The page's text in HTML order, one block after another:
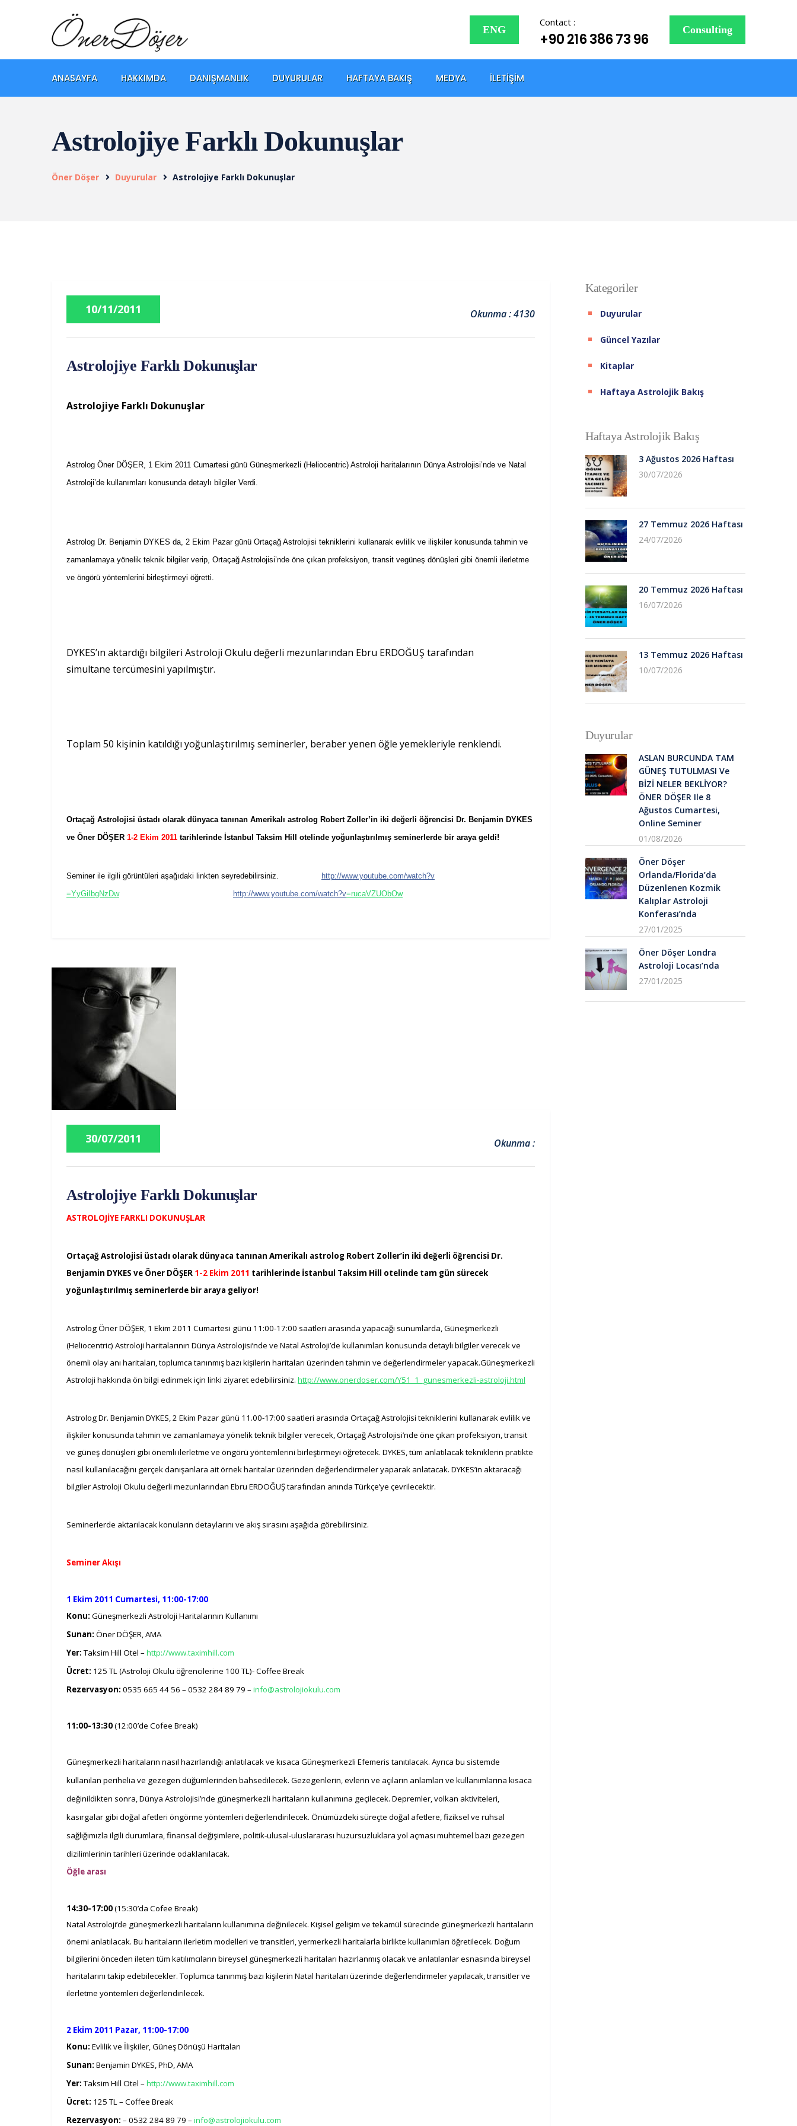
ENG
Contact :
+90 216 386 73 96
Consulting
ANASAYFA HAKKIMDA DANIŞMANLIK DUYURULAR HAFTAYA BAKIŞ MEDYA İLETIŞIM
Astrolojiye Farklı Dokunuşlar
Öner Döşer Duyurular Astrolojiye Farklı Dokunuşlar
10/11/2011 Okunma : 4130
Astrolojiye Farklı Dokunuşlar
Astrolojiye Farklı Dokunuşlar
Astrolog Öner DÖŞER, 1 Ekim 2011 Cumartesi günü Güneşmerkezli (Heliocentric) Astroloji haritalarının Dünya Astrolojisi’nde ve Natal
Astroloji’de kullanımları konusunda detaylı bilgiler Verdi.
Astrolog Dr. Benjamin DYKES da, 2 Ekim Pazar günü Ortaçağ Astrolojisi tekniklerini kullanarak evlilik ve ilişkiler konusunda tahmin ve
zamanlamaya yönelik teknik bilgiler verip, Ortaçağ Astrolojisi’nde öne çıkan profeksiyon, transit vegüneş dönüşleri gibi önemli ilerletme
ve öngörü yöntemlerini birleştirmeyi öğretti.
DYKES’ın aktardığı bilgileri Astroloji Okulu değerli mezunlarından Ebru ERDOĞUŞ tarafından
simultane tercümesini yapılmıştır.
Toplam 50 kişinin katıldığı yoğunlaştırılmış seminerler, beraber yenen öğle yemekleriyle renklendi.
Ortaçağ Astrolojisi üstadı olarak dünyaca tanınan Amerikalı astrolog Robert Zoller’in iki değerli öğrencisi Dr. Benjamin DYKES
ve Öner DÖŞER 1-2 Ekim 2011 tarihlerinde İstanbul Taksim Hill otelinde yoğunlaştırılmış seminerlerde bir araya geldi!
Seminer ile ilgili görüntüleri aşağıdaki linkten seyredebilirsiniz.
http://www.youtube.com/watch?v
=YyGiIbgNzDw
http://www.youtube.com/watch?v=rucaVZUObOw
30/07/2011 Okunma :
Astrolojiye Farklı Dokunuşlar
ASTROLOJİYE FARKLI DOKUNUŞLAR
Ortaçağ Astrolojisi üstadı olarak dünyaca tanınan Amerikalı astrolog Robert Zoller’in iki değerli öğrencisi Dr.
Benjamin DYKES ve Öner DÖŞER 1-2 Ekim 2011 tarihlerinde İstanbul Taksim Hill otelinde tam gün sürecek
yoğunlaştırılmış seminerlerde bir araya geliyor!
Astrolog Öner DÖŞER, 1 Ekim 2011 Cumartesi günü 11:00-17:00 saatleri arasında yapacağı sunumlarda,Güneşmerkezli
(Heliocentric) Astroloji haritalarının Dünya Astrolojisi’nde ve Natal Astroloji’de kullanımları konusunda detaylı bilgiler verecek ve
önemli olay anı haritaları, toplumca tanınmış bazı kişilerin haritaları üzerinden tahmin ve değerlendirmeler yapacak.Güneşmerkezli
Astroloji hakkında ön bilgi edinmek için linki ziyaret edebilirsiniz. http://www.onerdoser.com/Y51_1_gunesmerkezli-astroloji.html
Astrolog Dr. Benjamin DYKES, 2 Ekim Pazar günü 11.00-17:00 saatleri arasında Ortaçağ Astrolojisi tekniklerini kullanarak evlilik ve
ilişkiler konusunda tahmin ve zamanlamaya yönelik teknik bilgiler verecek, Ortaçağ Astrolojisi’nde öne çıkan profeksiyon, transit
ve güneş dönüşleri gibi önemli ilerletme ve öngörü yöntemlerini birleştirmeyi öğretecek. DYKES, tüm anlatılacak tekniklerin pratikte
nasıl kullanılacağını gerçek danışanlara ait örnek haritalar üzerinden değerlendirmeler yaparak anlatacak. DYKES’in aktaracağı
bilgiler Astroloji Okulu değerli mezunlarından Ebru ERDOĞUŞ tarafından anında Türkçe’ye çevrilecektir.
Seminerlerde aktarılacak konuların detaylarını ve akış sırasını aşağıda görebilirsiniz.
Seminer Akışı
1 Ekim 2011 Cumartesi, 11:00-17:00
Konu: Güneşmerkezli Astroloji Haritalarının Kullanımı
Sunan: Öner DÖŞER, AMA
Yer:Taksim Hill Otel –http://www.taximhill.com
Ücret: 125 TL (Astroloji Okulu öğrencilerine 100 TL)- Coffee Break
Rezervasyon: 0535 665 44 56 – 0532 284 89 79 –info@astrolojiokulu.com
11:00-13:30(12:00’de Cofee Break)
Güneşmerkezli haritaların nasıl hazırlandığı anlatılacak ve kısaca Güneşmerkezli Efemeris tanıtılacak. Ayrıca bu sistemde
kullanılan perihelia ve gezegen düğümlerinden bahsedilecek. Gezegenlerin, evlerin ve açıların anlamları ve kullanımlarına kısaca
değinildikten sonra,Dünya Astrolojisi’nde güneşmerkezli haritaların kullanımına geçilecek. Depremler, volkan aktiviteleri,
kasırgalar gibi doğal afetleri öngörme yöntemleri değerlendirilecek. Önümüzdeki süreçte doğal afetlere, fiziksel ve ruhsal
sağlığımızla ilgili durumlara, finansal değişimlere, politik-ulusal-uluslararası huzursuzluklara yol açması muhtemel bazı gezegen
dizilimlerinin tarihleri üzerinde odaklanılacak.
Öğle arası
14:30-17:00(15:30’da Cofee Break)
Natal Astroloji’de güneşmerkezli haritaların kullanımına değinilecek. Kişisel gelişim ve tekamül sürecinde güneşmerkezli haritaların
önemi anlatılacak. Bu haritaların ilerletim modelleri ve transitleri, yermerkezli haritalarla birlikte kullanımları öğretilecek. Doğum
bilgilerini önceden ileten tüm katılımcıların bireysel güneşmerkezli haritaları hazırlanmış olacak ve anlatılanlar esnasında bireysel
haritalarını takip edebilecekler. Toplumca tanınmış bazı kişilerin Natal haritaları üzerinde değerlendirmeler yapılacak, transitler ve
ilerletme yöntemleri değerlendirilecek.
2 Ekim 2011 Pazar, 11:00-17:00
Konu: Evlilik ve İlişkiler, Güneş Dönüşü Haritaları
Sunan: Benjamin DYKES, PhD, AMA
Yer:Taksim Hill Otel –http://www.taximhill.com
Ücret: 125 TL – Coffee Break
Rezervasyon: – 0532 284 89 79 –info@astrolojiokulu.com
Kategoriler
Duyurular
Güncel Yazılar
Kitaplar
Haftaya Astrolojik Bakış
Haftaya Astrolojik Bakış
3 Ağustos 2026 Haftası
30/07/2026
27 Temmuz 2026 Haftası
24/07/2026
20 Temmuz 2026 Haftası
16/07/2026
13 Temmuz 2026 Haftası
10/07/2026
Duyurular
ASLAN BURCUNDA TAM
GÜNEŞ TUTULMASI Ve
BİZİ NELER BEKLİYOR?
ÖNER DÖŞER Ile 8
Ağustos Cumartesi,
Online Seminer
01/08/2026
Öner Döşer
Orlanda/Florida’da
Düzenlenen Kozmik
Kalıplar Astroloji
Konferası’nda
27/01/2025
Öner Döşer Londra
Astroloji Locası’nda
27/01/2025